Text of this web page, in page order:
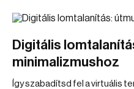
Digitális
minimalizmushoz
Így szabadítsd fel a virtuális